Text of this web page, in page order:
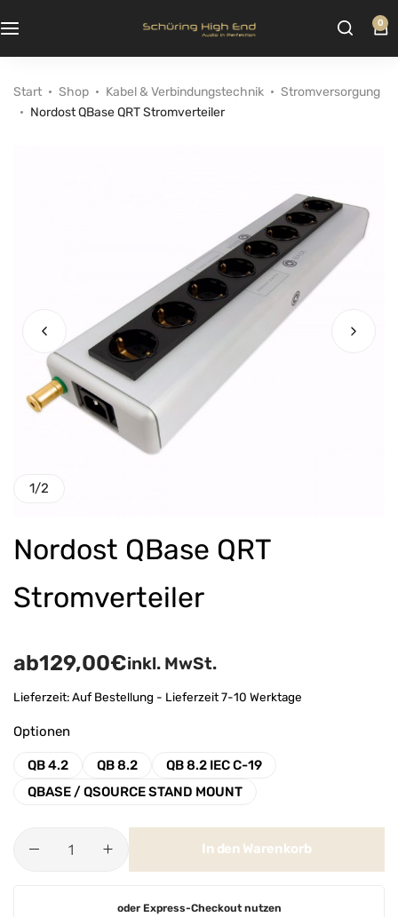
0
Start Shop Kabel & Verbindungstechnik
Stromversorgung
Nordost QBase QRT Stromverteiler
1/2
Nordost QBase QRT
Stromverteiler
ab129,00€inkl. MwSt.
Lieferzeit:Auf Bestellung - Lieferzeit 7-10 Werktage
Optionen
QB 4.2 QB 8.2
QB 8.2 IEC C-19
QBASE / QSOURCE STAND MOUNT
In den Warenkorb
oder Express-Checkout nutzen